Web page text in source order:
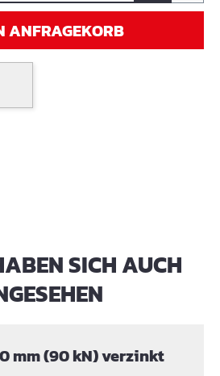
ANFRAGEKORB
SICH AUCH
Ø 15,0 mm (90 kN) verzinkt